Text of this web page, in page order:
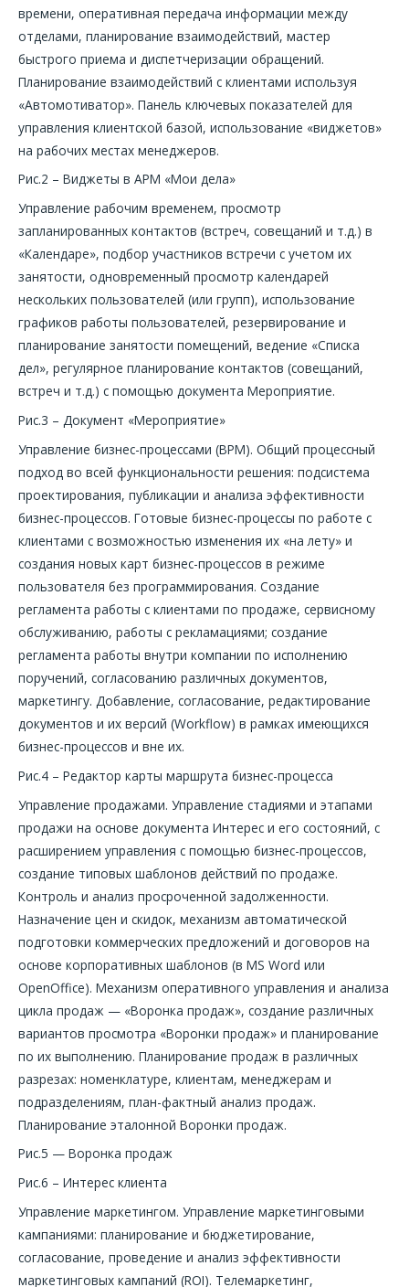
времени, оперативная передача информации между
отделами, планирование взаимодействий, мастер
быстрого приема и диспетчеризации обращений.
Планирование взаимодействий с клиентами используя
«Автомотиватор». Панель ключевых показателей для
управления клиентской базой, использование «виджетов»
на рабочих местах менеджеров.
Рис.2 – Виджеты в АРМ «Мои дела»
Управление рабочим временем, просмотр
запланированных контактов (встреч, совещаний и т.д.) в
«Календаре», подбор участников встречи с учетом их
занятости, одновременный просмотр календарей
нескольких пользователей (или групп), использование
графиков работы пользователей, резервирование и
планирование занятости помещений, ведение «Списка
дел», регулярное планирование контактов (совещаний,
встреч и т.д.) с помощью документа Мероприятие.
Рис.3 – Документ «Мероприятие»
Управление бизнес-процессами (BPM). Общий процессный
подход во всей функциональности решения: подсистема
проектирования, публикации и анализа эффективности
бизнес-процессов. Готовые бизнес-процессы по работе с
клиентами с возможностью изменения их «на лету» и
создания новых карт бизнес-процессов в режиме
пользователя без программирования. Создание
регламента работы с клиентами по продаже, сервисному
обслуживанию, работы с рекламациями; создание
регламента работы внутри компании по исполнению
поручений, согласованию различных документов,
маркетингу. Добавление, согласование, редактирование
документов и их версий (Workflow) в рамках имеющихся
бизнес-процессов и вне их.
Рис.4 – Редактор карты маршрута бизнес-процесса
Управление продажами. Управление стадиями и этапами
продажи на основе документа Интерес и его состояний, с
расширением управления с помощью бизнес-процессов,
создание типовых шаблонов действий по продаже.
Контроль и анализ просроченной задолженности.
Назначение цен и скидок, механизм автоматической
подготовки коммерческих предложений и договоров на
основе корпоративных шаблонов (в MS Word или
OpenOffice). Механизм оперативного управления и анализа
цикла продаж — «Воронка продаж», создание различных
вариантов просмотра «Воронки продаж» и планирование
по их выполнению. Планирование продаж в различных
разрезах: номенклатуре, клиентам, менеджерам и
подразделениям, план-фактный анализ продаж.
Планирование эталонной Воронки продаж.
Рис.5 — Воронка продаж
Рис.6 – Интерес клиента
Управление маркетингом. Управление маркетинговыми
кампаниями: планирование и бюджетирование,
согласование, проведение и анализ эффективности
маркетинговых кампаний (ROI). Телемаркетинг,